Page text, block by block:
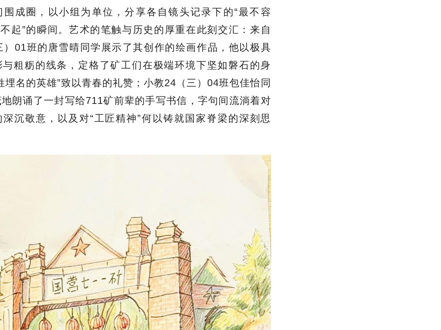
围成圈，以小组为单位，分享各自镜头记录下的“最不容
起”的瞬间。艺术的笔触与历史的厚重在此刻交汇：来自
）01班的唐雪晴同学展示了其创作的绘画作品，他以极具
粗粝的线条，定格了矿工们在极端环境下坚如磐石的身
埋名的英雄”致以青春的礼赞；小教24（三）04班包佳怡同
朗诵了一封写给711矿前辈的手写书信，字句间流淌着对
沉敬意，以及对“工匠精神”何以铸就国家脊梁的深刻思